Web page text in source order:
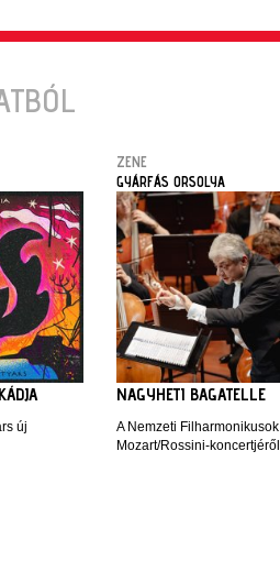
új
ZENE
GYÁRFÁS ORSOLYA
NAGYHETI BAGATELLE
A Nemzeti Filharmonikusok
Mozart/Rossini-koncertjéről